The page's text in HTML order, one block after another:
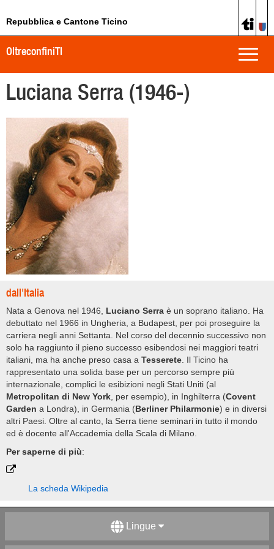
Repubblica e Cantone Ticino
Toggle
OltreconfiniTI
Luciana Serra (1946-)
dall'Italia
Nata a Genova nel 1946, Luciano Serra è un soprano italiano. Ha
debuttato nel 1966 in Ungheria, a Budapest, per poi proseguire la
carriera negli anni Settanta. Nel corso del decennio successivo non
solo ha raggiunto il pieno successo esibendosi nei maggiori teatri
italiani, ma ha anche preso casa a Tesserete . Il Ticino ha
rappresentato una solida base per un percorso sempre più
internazionale, complici le esibizioni negli Stati Uniti (al
Metropolitan di New York , per esempio), in Inghilterra (Covent
Garden a Londra), in Germania (Berliner Philarmonie) e in diversi
altri Paesi. Oltre al canto, la Serra tiene seminari in tutto il mondo
ed è docente all'Accademia della Scala di Milano.
Per saperne di più:
La scheda Wikipedia
Lingue